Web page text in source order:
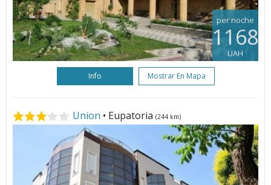
per noche
1168
UAH
Info Mostrar En Mapa
Union • Eupatoria (244 km)